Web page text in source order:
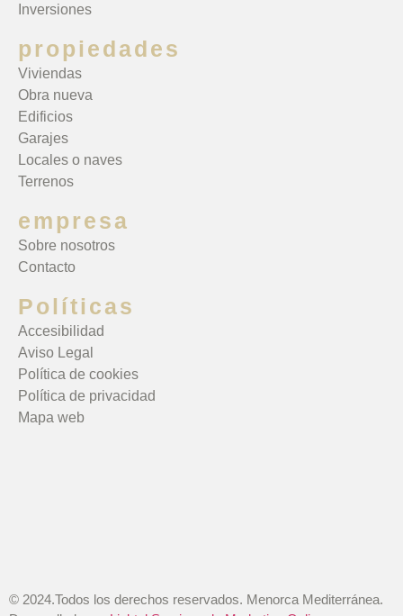
Inversiones
propiedades
Viviendas
Obra nueva
Edificios
Garajes
Locales o naves
Terrenos
empresa
Sobre nosotros
Contacto
Políticas
Accesibilidad
Aviso Legal
Política de cookies
Política de privacidad
Mapa web
© 2024.Todos los derechos reservados. Menorca Mediterránea.